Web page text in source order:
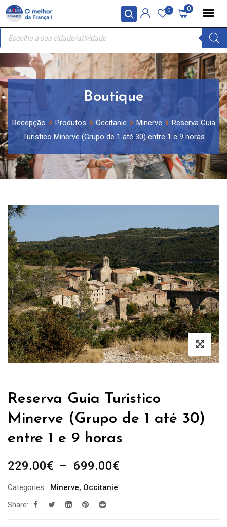
Painel de Gerenciamento de Cookies
Skip
content
0
0
Recherche
produits
Boutique
Recepção Produtos Occitanie Minerve
Reserva Guia
Turistico Minerve (Grupo de 1 até 30) entre 1 e 9 horas
Reserva Guia Turistico
Minerve (Grupo de 1 até 30)
entre 1 e 9 horas
229.00€ – 699.00€Plage
Categories: Minerve, Occitanie
Share: